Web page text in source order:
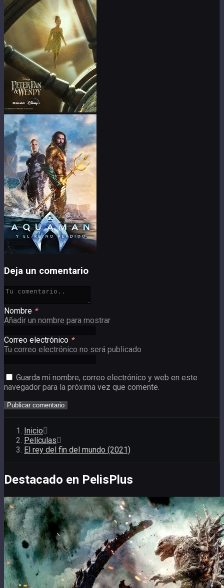
Deja un comentario
Nombre *
Añadir un nombre para mostrar
Correo electrónico *
Tu correo electrónico no será publicado
Guarda mi nombre, correo electrónico y web en este
navegador para la próxima vez que comente.
Inicio
Películas
El rey del fin del mundo (2021)
Destacado en PelisPlus